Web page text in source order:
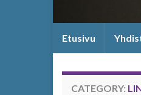
Etusivu
CATEGORY: